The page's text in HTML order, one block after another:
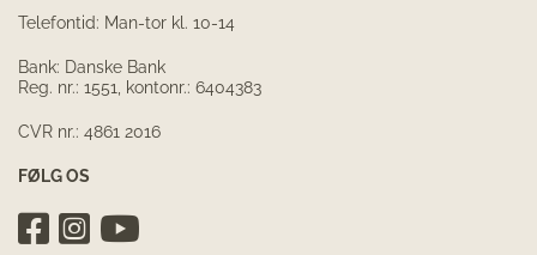
Telefontid: Man-tor kl. 10-14
Bank: Danske Bank
Reg. nr.: 1551, kontonr.: 6404383
CVR nr.: 4861 2016
FØLG OS